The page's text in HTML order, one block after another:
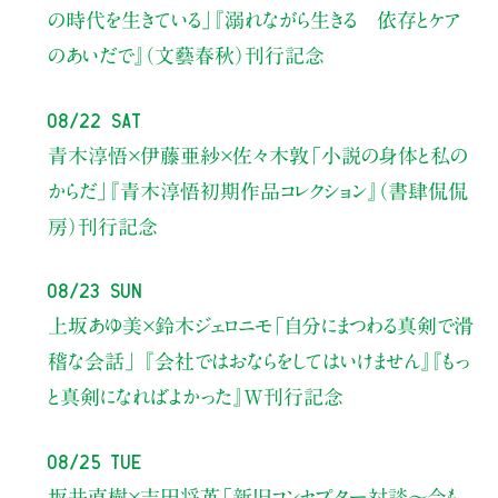
の時代を生きている」
『溺れながら生きる 依存とケア
のあいだで』（文藝春秋）刊行記念
08/22 Sat
青木淳悟×伊藤亜紗×佐々木敦 「小説の身体と私の
からだ」
『青木淳悟初期作品コレクション』（書肆侃侃
房）刊行記念
08/23 Sun
上坂あゆ美×鈴木ジェロニモ 「自分にまつわる真剣で滑
稽な会話」
『会社ではおならをしてはいけません』『もっ
と真剣になればよかった』W刊行記念
08/25 Tue